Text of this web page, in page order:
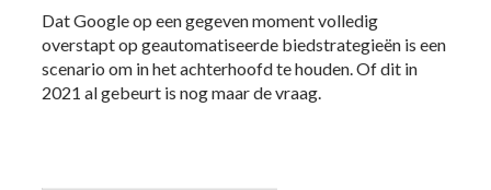
Dat Google op een gegeven moment volledig
overstapt op geautomatiseerde biedstrategieën is een
scenario om in het achterhoofd te houden. Of dit in
2021 al gebeurt is nog maar de vraag.